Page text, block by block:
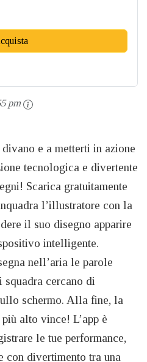
pm
e a metterti in azione
tecnologica e divertente
Scarica gratuitamente
l’illustratore con la
il suo disegno apparire
intelligente.
nell’aria le parole
cercano di
schermo. Alla fine, la
alto vince! L’app è
le tue performance,
divertimento tra una